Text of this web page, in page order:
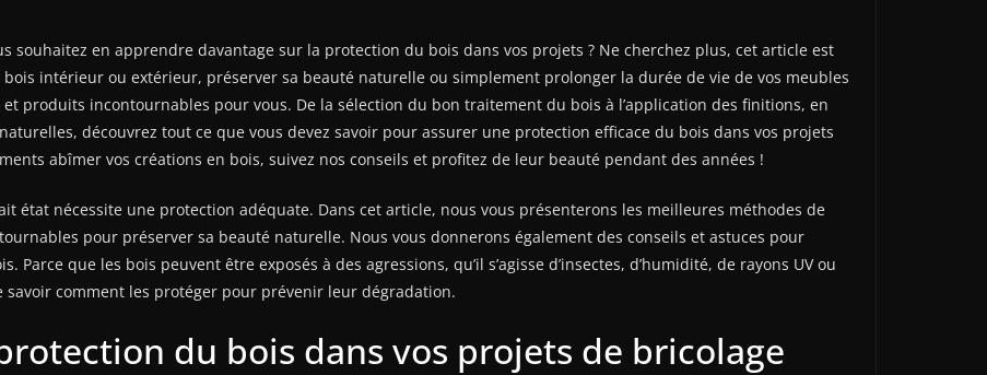
souhaitez en apprendre davantage sur la protection du bois dans vos projets ? Ne cherchez plus, cet article est
intérieur ou extérieur, préserver sa beauté naturelle ou simplement prolonger la durée de vie de vos meubles
produits incontournables pour vous. De la sélection du bon traitement du bois à l’application des finitions, en
découvrez tout ce que vous devez savoir pour assurer une protection efficace du bois dans vos projets
abîmer vos créations en bois, suivez nos conseils et profitez de leur beauté pendant des années !
état nécessite une protection adéquate. Dans cet article, nous vous présenterons les meilleures méthodes de
pour préserver sa beauté naturelle. Nous vous donnerons également des conseils et astuces pour
que les bois peuvent être exposés à des agressions, qu’il s’agisse d’insectes, d’humidité, de rayons UV ou
comment les protéger pour prévenir leur dégradation.
du bois dans vos projets de bricolage